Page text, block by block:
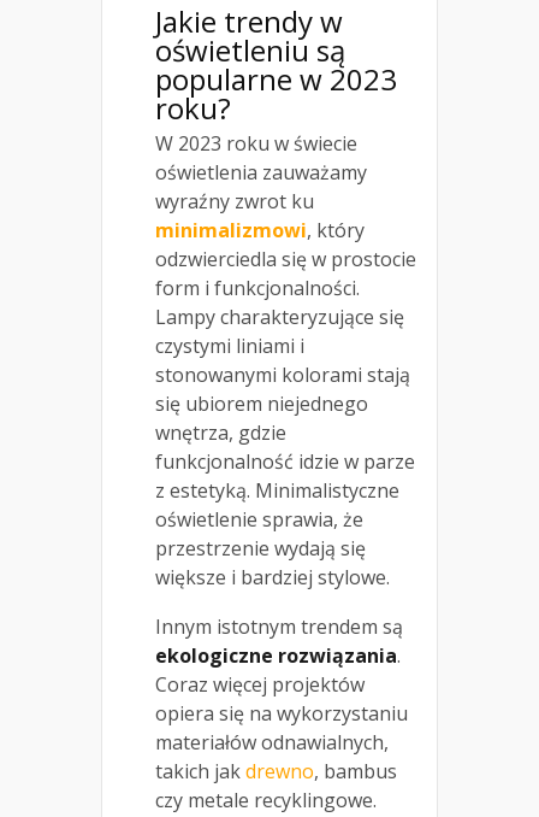
Jakie trendy w
oświetleniu są
popularne w 2023
roku?
W 2023 roku w świecie
oświetlenia zauważamy
wyraźny zwrot ku
minimalizmowi, który
odzwierciedla się w prostocie
form i funkcjonalności.
Lampy charakteryzujące się
czystymi liniami i
stonowanymi kolorami stają
się ubiorem niejednego
wnętrza, gdzie
funkcjonalność idzie w parze
z estetyką. Minimalistyczne
oświetlenie sprawia, że
przestrzenie wydają się
większe i bardziej stylowe.
Innym istotnym trendem są
ekologiczne rozwiązania.
Coraz więcej projektów
opiera się na wykorzystaniu
materiałów odnawialnych,
takich jakdrewno, bambus
czy metale recyklingowe.